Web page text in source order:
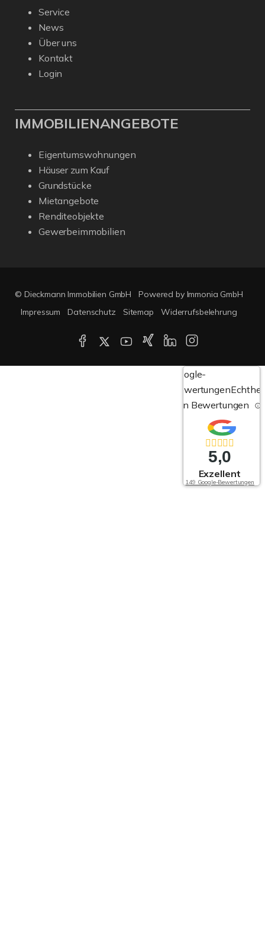
Service
News
Über uns
Kontakt
Login
IMMOBILIENANGEBOTE
Eigentumswohnungen
Häuser zum Kauf
Grundstücke
Mietangebote
Renditeobjekte
Gewerbeimmobilien
© Dieckmann Immobilien GmbH
Powered by Immonia GmbH
Impressum
Datenschutz Sitemap Widerrufsbelehrung
Google-
Bewertungen
von Bewertungen
5,0
Exzellent
149 Google-Bewertungen